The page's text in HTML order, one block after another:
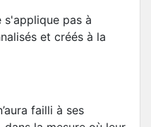
pas à
et créés à la
failli à ses